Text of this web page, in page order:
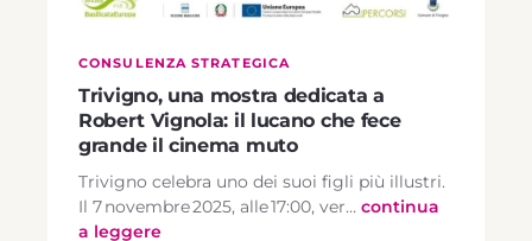
CONSULENZA STRATEGICA
Trivigno, una mostra dedicata a
Robert Vignola: il lucano che fece
grande il cinema muto
Trivigno celebra uno dei suoi figli più illustri.
Il 7 novembre 2025, alle 17:00, ver… continua
a leggere